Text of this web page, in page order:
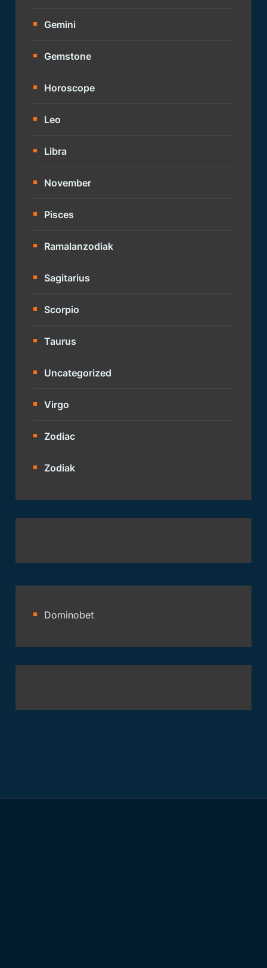
Gemini
Gemstone
Horoscope
Leo
Libra
November
Pisces
Ramalanzodiak
Sagitarius
Scorpio
Taurus
Uncategorized
Virgo
Zodiac
Zodiak
Dominobet